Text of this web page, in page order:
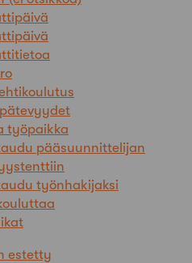
pätevyydet
työpaikka
pääsuunnittelijan
työnhakijaksi
estetty